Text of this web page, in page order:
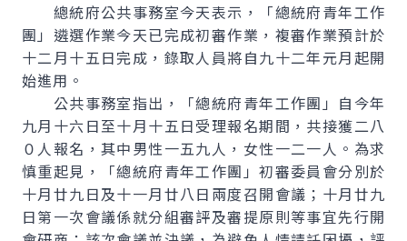
總統府公共事務室今天表示，「總統府青年工作
團」遴選作業今天已完成初審作業，複審作業預計於
十二月十五日完成，錄取人員將自九十二年元月起開
始進用。
公共事務室指出，「總統府青年工作團」自今年
九月十六日至十月十五日受理報名期間，共接獲二八
０人報名，其中男性一五九人，女性一二一人。為求
慎重起見，「總統府青年工作團」初審委員會分別於
十月廿九日及十一月廿八日兩度召開會議；十月廿九
日第一次會議係就分組審評及審提原則等事宜先行開